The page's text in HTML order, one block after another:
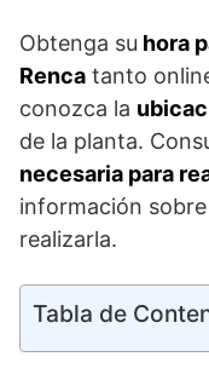
Obtenga su hora
Renca tanto
conozca la
de la planta.
necesaria para
información
realizarla.
Tabla de